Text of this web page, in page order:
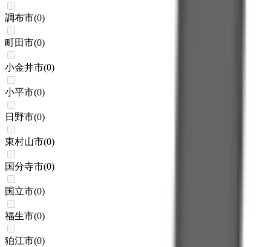
調布市(0)
町田市(0)
小金井市(0)
小平市(0)
日野市(0)
東村山市(0)
国分寺市(0)
国立市(0)
福生市(0)
狛江市(0)